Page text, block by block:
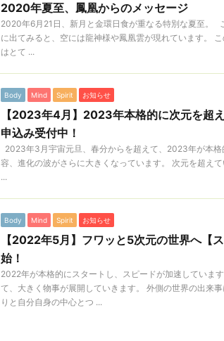
2020年夏至、鳳凰からのメッセージ
2020年6月21日、新月と金環日食が重なる特別な夏至。
に出てみると、空には龍神様や鳳凰雲が現れています。
はとて ...
Body Mind Spirit お知らせ
【2023年4月】2023年本格的に次元を超
申込み受付中！
2023年3月宇宙元旦、春分からを超えて、2023年が本
容、進化の波がさらに大きくなっています。 次元を超え
...
Body Mind Spirit お知らせ
【2022年5月】フワッと5次元の世界へ【
始！
2022年が本格的にスタートし、スピードが加速していま
て、大きく物事が展開していきます。 外側の世界の出来
りと自分自身の中心とつ ...